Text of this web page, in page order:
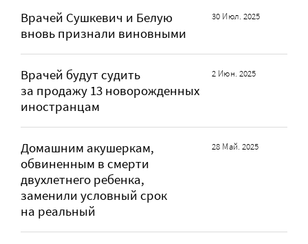
Врачей Сушкевич и Белую
вновь признали виновными
30 Июл. 2025
Врачей будут судить
за продажу 13 новорожденных
иностранцам
2 Июн. 2025
Домашним акушеркам,
обвиненным в смерти
двухлетнего ребенка,
заменили условный срок
на реальный
28 Май. 2025